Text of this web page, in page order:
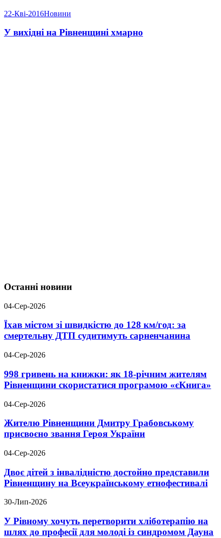
22-Кві-2016Новини
У вихідні на Рівненщині хмарно
Останні новини
04-Сер-2026
Їхав містом зі швидкістю до 128 км/год: за
смертельну ДТП судитимуть сарненчанина
04-Сер-2026
998 гривень на книжки: як 18-річним жителям
Рівненщини скористатися програмою «єКнига»
04-Сер-2026
Жителю Рівненщини Дмитру Грабовському
присвоєно звання Героя України
04-Сер-2026
Двоє дітей з інвалідністю достойно представили
Рівненщину на Всеукраїнському етнофестивалі
30-Лип-2026
У Рівному хочуть перетворити хліботерапію на
шлях до професії для молоді із синдромом Дауна